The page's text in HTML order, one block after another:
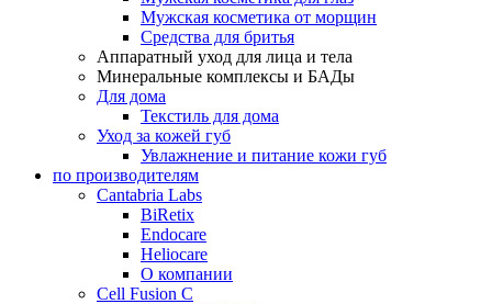
Мужская косметика от морщин
Средства для бритья
Аппаратный уход для лица и тела
Минеральные комплексы и БАДы
Для дома
Текстиль для дома
Уход за кожей губ
Увлажнение и питание кожи губ
по производителям
Cantabria Labs
BiRetix
Endocare
Heliocare
О компании
Cell Fusion C